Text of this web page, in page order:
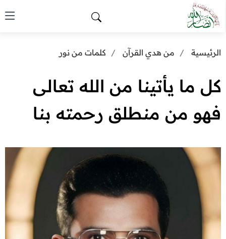
الرئيسية من هدي القرآن كلمات من نور
كل ما يأتينا من الله تعالى
فهو من منطلق رحمته بنا